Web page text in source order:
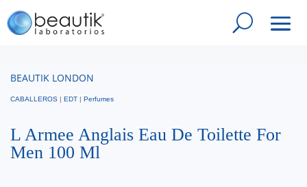
BEAUTIK LONDON
CABALLEROS | EDT | Perfumes
L Armee Anglais Eau De Toilette For
Men 100 Ml